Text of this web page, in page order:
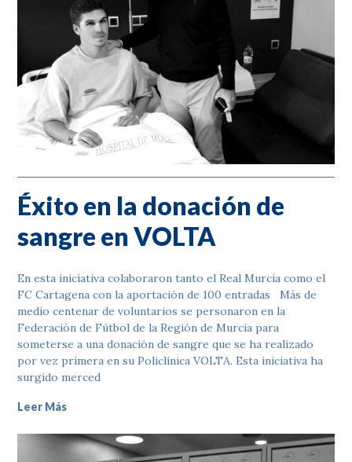
Éxito en la donación de
sangre en VOLTA
En esta iniciativa colaboraron tanto el Real Murcia como el
FC Cartagena con la aportación de 100 entradas Más de
medio centenar de voluntarios se personaron en la
Federación de Fútbol de la Región de Murcia para
someterse a una donación de sangre que se ha realizado
por vez primera en su Policlínica VOLTA. Esta iniciativa ha
surgido merced
Leer Más